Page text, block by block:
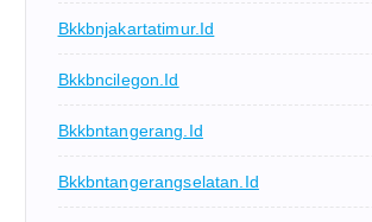
Bkkbnjakartatimur.id
Bkkbncilegon.id
Bkkbntangerang.id
Bkkbntangerangselatan.id